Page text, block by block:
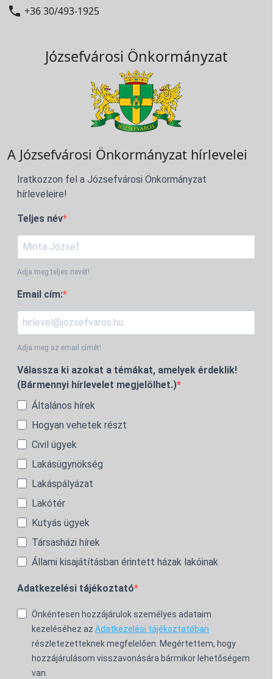
 +36 30/493-1925
Józsefvárosi Önkormányzat
A Józsefvárosi Önkormányzat hírlevelei
Iratkozzon fel a Józsefvárosi Önkormányzat
hírleveleire!
Teljes név
Adja meg teljes nevét!
Email cím:
Adja meg az email címét!
Válassza ki azokat a témákat, amelyek érdeklik!
(Bármennyi hírlevelet megjelölhet.)
Általános hírek
Hogyan vehetek részt
Civil ügyek
Lakásügynökség
Lakáspályázat
Lakótér
Kutyás ügyek
Társasházi hírek
Állami kisajátításban érintett házak lakóinak
Adatkezelési tájékoztató
Önkéntesen hozzájárulok személyes adataim
kezeléséhez az Adatkezelési tájékoztatóban
részletezetteknek megfelelően. Megértettem, hogy
hozzájárulásom visszavonására bármikor lehetőségem
van.